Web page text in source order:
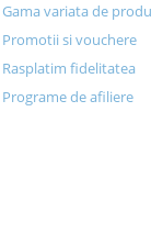
Gama variata de
Promotii si vouchere
Rasplatim fidelitatea
Programe de afiliere